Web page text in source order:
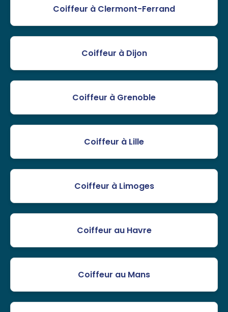
Coiffeur à Clermont-Ferrand
Coiffeur à Dijon
Coiffeur à Grenoble
Coiffeur à Lille
Coiffeur à Limoges
Coiffeur au Havre
Coiffeur au Mans